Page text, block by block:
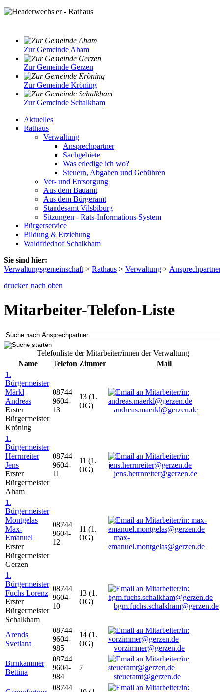
Zur Gemeinde Aham
Zur Gemeinde Gerzen
Zur Gemeinde Kröning
Zur Gemeinde Schalkham
Aktuelles
Rathaus
Verwaltung
Ansprechpartner
Sachgebiete
Was erledige ich wo?
Steuern, Abgaben und Gebühren
Ver- und Entsorgung
Aus dem Bauamt
Aus dem Bürgeramt
Standesamt Vilsbiburg
Sitzungen - Rats-Informations-System
Bürgerservice
Bildung & Erziehung
Waldfriedhof Schalkham
Sie sind hier:
Verwaltungsgemeinschaft > Rathaus > Verwaltung >
drucken nach oben
Mitarbeiter-Telefon-Liste
Telefonliste der Mitarbeiter/innen der Verwaltung
Name
Telefon Zimmer
Mail
1.
Bürgermeister
Märkl
Andreas
Erster
Bürgermeister
Kröning
08744
9604-
13
13 (1.
OG)
andreas.maerkl@gerzen.de
1.
Bürgermeister
Herrnreiter
Jens
Erster
Bürgermeister
Aham
08744
9604-
11
11 (1.
OG)
jens.herrnreiter@gerzen.de
1.
Bürgermeister
Montgelas
Max-
Emanuel
Erster
Bürgermeister
Gerzen
08744
9604-
12
11 (1.
OG)
max-
emanuel.montgelas@gerzen.de
1.
Bürgermeister
Fuchs Lorenz
Erster
Bürgermeister
Schalkham
08744
9604-
10
13 (1.
OG)
bgm.fuchs.schalkham@gerzen.de
Arends
Svetlana
08744
9604-
985
14 (1.
OG)
vorzimmer@gerzen.de
Birnkammer
Bettina
08744
9604-
984
7
steueramt@gerzen.de
08744